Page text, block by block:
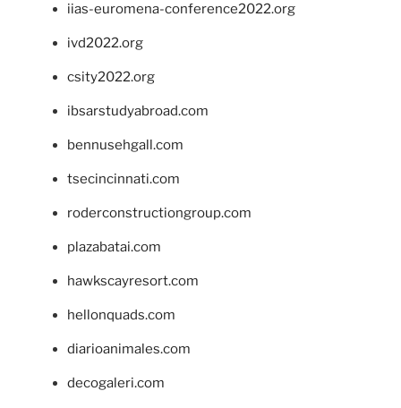
iias-euromena-conference2022.org
ivd2022.org
csity2022.org
ibsarstudyabroad.com
bennusehgall.com
tsecincinnati.com
roderconstructiongroup.com
plazabatai.com
hawkscayresort.com
hellonquads.com
diarioanimales.com
decogaleri.com